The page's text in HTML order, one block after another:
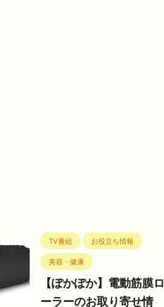
TV番組 お役立ち情報
美容・健康
【ぽかぽか】電動筋膜ロ
ーラーのお取り寄せ情